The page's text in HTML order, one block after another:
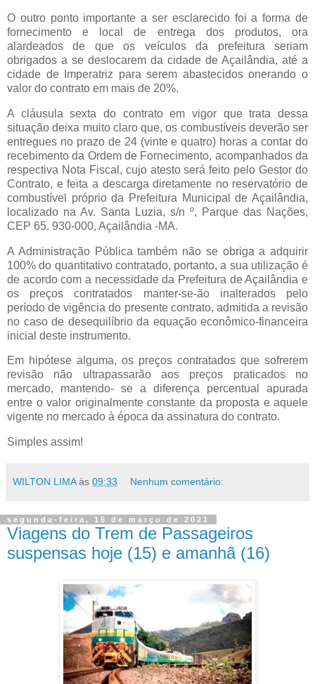
O outro ponto importante a ser esclarecido foi a forma de
fornecimento e local de entrega dos produtos, ora
alardeados de que os veículos da prefeitura seriam
obrigados a se deslocarem da cidade de Açailândia, até a
cidade de Imperatriz para serem abastecidos onerando o
valor do contrato em mais de 20%.
A cláusula sexta do contrato em vigor que trata dessa
situação deixa muito claro que, os combustíveis deverão ser
entregues no prazo de 24 (vinte e quatro) horas a contar do
recebimento da Ordem de Fornecimento, acompanhados da
respectiva Nota Fiscal, cujo atesto será feito pelo Gestor do
Contrato, e feita a descarga diretamente no reservatório de
combustível próprio da Prefeitura Municipal de Açailândia,
localizado na Av. Santa Luzia, s/n º, Parque das Nações,
CEP 65. 930-000, Açailândia -MA.
A Administração Pública também não se obriga a adquirir
100% do quantitativo contratado, portanto, a sua utilização é
de acordo com a necessidade da Prefeitura de Açailândia e
os preços contratados manter-se-ão inalterados pelo
período de vigência do presente contrato, admitida a revisão
no caso de desequilíbrio da equação econômico-financeira
inicial deste instrumento.
Em hipótese alguma, os preços contratados que sofrerem
revisão não ultrapassarão aos preços praticados no
mercado, mantendo- se a diferença percentual apurada
entre o valor originalmente constante da proposta e aquele
vigente no mercado à época da assinatura do contrato.
Simples assim!
WILTON LIMA às 09:33 Nenhum comentário:
segunda-feira, 15 de março de 2021
Viagens do Trem de Passageiros
suspensas hoje (15) e amanhã (16)